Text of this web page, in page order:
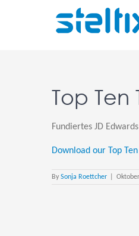
Top
Fundiertes JD
Download our Top
By Sonja Roettcher